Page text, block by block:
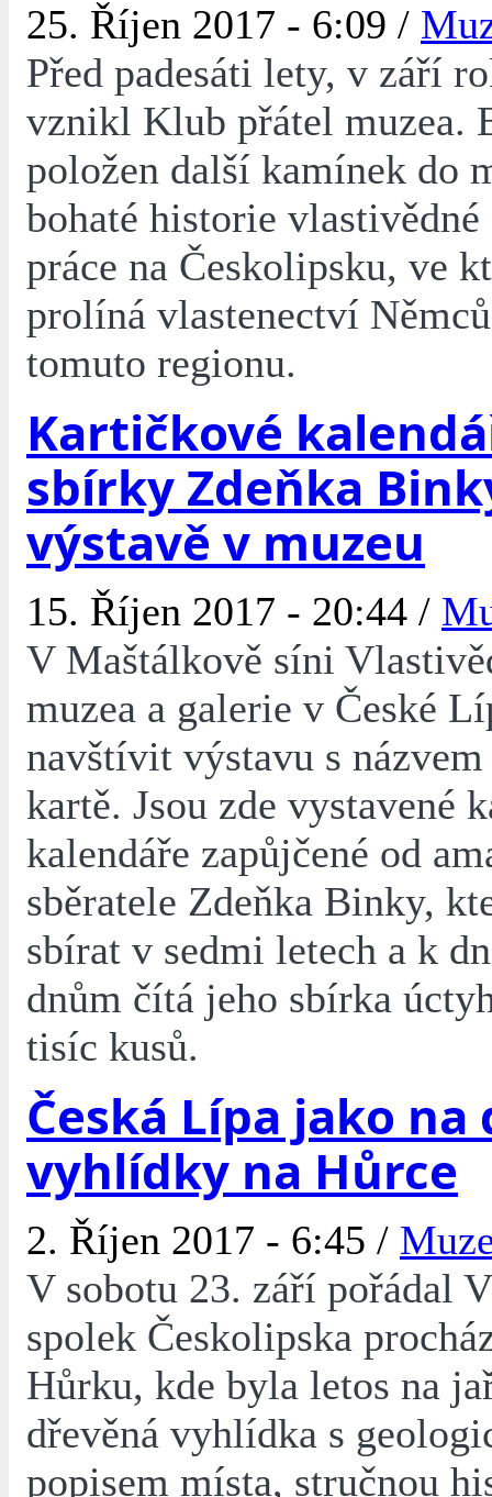
25. Říjen 2017 - 6:09 /
Před padesáti lety, v září
vznikl Klub přátel muzea.
položen další kamínek do
bohaté historie
práce na Českolipsku, ve
prolíná vlastenectví
tomuto regionu.
Kartičkové
sbírky Zdeňka
výstavě v muzeu
15. Říjen 2017 - 20:44 /
V Maštálkově síni
muzea a galerie v České
navštívit výstavu s
kartě. Jsou zde vystavené
kalendáře zapůjčené od
sběratele Zdeňka Binky,
sbírat v sedmi letech a k
dnům čítá jeho sbírka
tisíc kusů.
Česká Lípa jako na
vyhlídky na Hůrce
2. Říjen 2017 - 6:45 /
V sobotu 23. září pořádal
spolek Českolipska
Hůrku, kde byla letos na
dřevěná vyhlídka s
popisem místa, stručnou